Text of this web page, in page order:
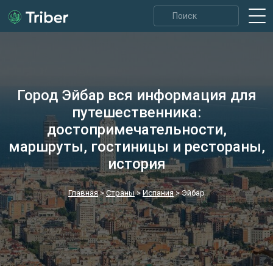
Город Эйбар вся информация для
путешественника:
достопримечательности,
маршруты, гостиницы и рестораны,
история
Главная>Страны>Испания>Эйбар